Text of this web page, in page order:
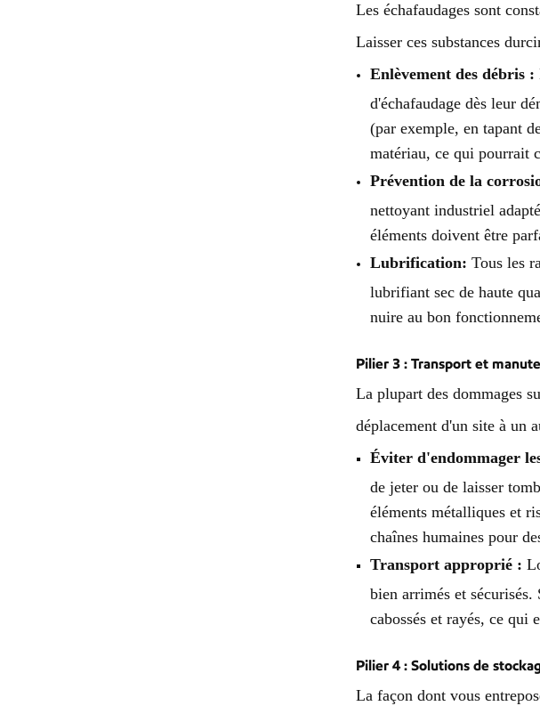
Les échafaudages sont
Laisser ces substances
Enlèvement des débris :
d'échafaudage dès leur
(par exemple, en tapant
matériau, ce qui pourrait
Prévention de la
nettoyant industriel
éléments doivent être
Lubrification: Tous les
lubrifiant sec de haute
nuire au bon
Pilier 3 : Transport et
La plupart des dommages
déplacement d'un site à un
Éviter d'endommager
de jeter ou de laisser
éléments métalliques et
chaînes humaines pour
Transport approprié :
bien arrimés et
cabossés et rayés, ce qui
Pilier 4 : Solutions de
La façon dont vous